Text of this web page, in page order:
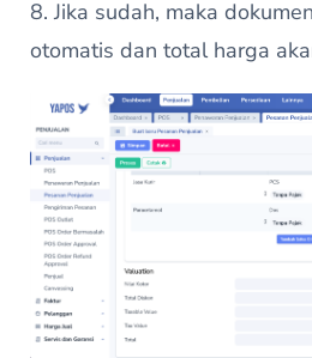
8. Jika sudah, maka
otomatis dan total harga